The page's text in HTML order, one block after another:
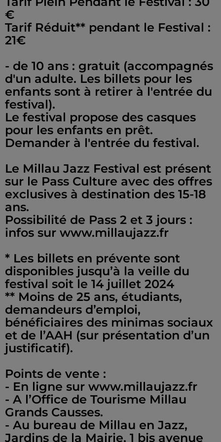
€
Tarif Réduit** pendant le Festival :
21€
- de 10 ans : gratuit (accompagnés
d'un adulte. Les billets pour les
enfants sont à retirer à l'entrée du
festival).
Le festival propose des casques
pour les enfants en prêt.
Demander à l'entrée du festival.
Le Millau Jazz Festival est présent
sur le Pass Culture avec des offres
exclusives à destination des 15-18
ans.
Possibilité de Pass 2 et 3 jours :
infos sur www.millaujazz.fr
* Les billets en prévente sont
disponibles jusqu’à la veille du
festival soit le 14 juillet 2024
** Moins de 25 ans, étudiants,
demandeurs d’emploi,
bénéficiaires des minimas sociaux
et de l’AAH (sur présentation d’un
justificatif).
Points de vente :
- En ligne sur www.millaujazz.fr
- A l’Office de Tourisme Millau
Grands Causses.
- Au bureau de Millau en Jazz,
Jardins de la Mairie, 1 bis avenue